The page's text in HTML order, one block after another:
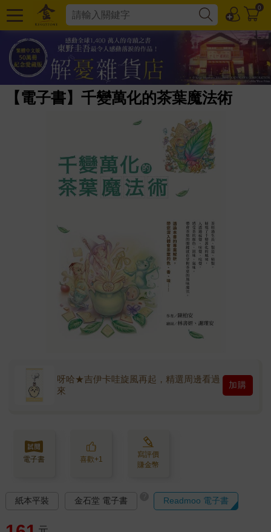
0
【電子書】千變萬化的茶葉魔法術
呀哈★吉伊卡哇旋風再起，精選周邊看過
來
加購
電子書 喜歡+1
寫評價
賺金幣
紙本平裝 金石堂 電子書 Readmoo 電子書